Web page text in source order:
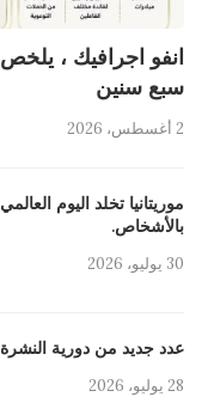
انفو اجرافيك ،
سبع سنين
2 أغسطس، 2026
موريتانيا تخلد اليوم
بالأشخاص.
30 يوليو، 2026
عدد جديد من دورية النشرة
28 يوليو، 2026